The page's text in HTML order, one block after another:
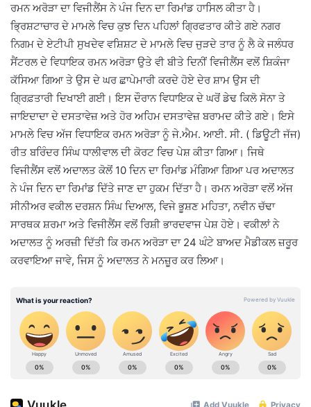
ਰਮਨ ਅਰੋੜਾ ਦਾ ਵਿਜੀਲੈਂਸ ਨੇ ਪੰਜ ਦਿਨ ਦਾ ਰਿਮਾਂਡ ਹਾਸਿਲ ਕੀਤਾ ਹੈ।
ਭ੍ਰਿਸ਼ਟਾਚਾਰ ਦੇ ਮਾਮਲੇ ਵਿਚ ਕੁਝ ਦਿਨ ਪਹਿਲਾਂ ਗ੍ਰਿਫਤਾਰ ਕੀਤੇ ਗਏ ਨਗਰ
ਨਿਗਮ ਦੇ ਏਟੀਪੀ ਸੁਖਦੇਵ ਵਸ਼ਿਸ਼ਟ ਦੇ ਮਾਮਲੇ ਵਿਚ ਜੁੜਦੇ ਤਾਰ ਨੂੰ ਲੈ ਕੇ ਜਲੰਧਰ
ਸੈਂਟਰਲ ਦੇ ਵਿਧਾਇਕ ਰਮਨ ਅਰੋੜਾ ਉਤੇ ਵੀ ਬੀਤੇ ਦਿਨੀਂ ਵਿਜੀਲੈਂਸ ਵਲੋਂ ਸ਼ਿਕੰਜਾ
ਕੱਸਿਆ ਗਿਆ ਤੇ ਉਸ ਦੇ ਘਰ ਛਾਪੇਮਾਰੀ ਕਰਦੇ ਹੋਏ ਦੇਰ ਸ਼ਾਮ ਉਸ ਦੀ
ਗ੍ਰਿਫ਼ਤਾਰੀ ਦਿਖਾਈ ਗਈ। ਇਸ ਦੌਰਾਨ ਵਿਧਾਇਕ ਦੇ ਘਰੋਂ ਡੇਢ ਕਿਲੋ ਸੋਨਾ ਤੇ
ਜਾਇਦਾਦਾ ਦੇ ਦਸਤਾਵੇਜ਼ ਅਤੇ ਹੋਰ ਅਹਿਮ ਦਸਤਾਵੇਜ਼ ਬਰਾਮਦ ਕੀਤੇ ਗਏ। ਇਸੇ
ਮਾਮਲੇ ਵਿਚ ਅੱਜ ਵਿਧਾਇਕ ਰਮਨ ਅਰੋੜਾ ਨੂੰ ਜੇ.ਐਮ. ਆਈ. ਸੀ. ( ਡਿਊਟੀ ਜੱਜ)
ਰੀਤ ਬਰਿੰਦਰ ਸਿੰਘ ਧਾਲੀਵਾਲ ਦੀ ਕੋਰਟ ਵਿਚ ਪੇਸ਼ ਕੀਤਾ ਗਿਆ। ਜਿਥੇ
ਵਿਜੀਲੈਂਸ ਵਲੋਂ ਅਦਾਲਤ ਕੋਲੋਂ 10 ਦਿਨ ਦਾ ਰਿਮਾਂਡ ਮੰਗਿਆ ਗਿਆ ਪਰ ਅਦਾਲਤ
ਨੇ ਪੰਜ ਦਿਨ ਦਾ ਰਿਮਾਂਡ ਦਿੱਤੇ ਜਾਣ ਦਾ ਹੁਕਮ ਦਿੱਤਾ ਹੈ। ਰਮਨ ਅਰੋੜਾ ਵਲੋਂ ਅੱਜ
ਸੀਨੀਅਰ ਵਕੀਲ ਦਰਸ਼ਨ ਸਿੰਘ ਦਿਆਲ, ਵਿਜੇ ਭੂਸ਼ਣ ਮਹਿਤਾ, ਨਵੀਨ ਚੱਢਾ
ਸਾਰਥਕ ਸ਼ਰਮਾ ਅਤੇ ਵਿਜੀਲੈਂਸ ਵਲੋਂ ਰਿਸ਼ੀ ਭਾਰਦਵਾਜ ਪੇਸ਼ ਹੋਏ। ਵਕੀਲਾਂ ਨੇ
ਅਦਾਲਤ ਨੂੰ ਅਰਜ਼ੀ ਦਿੱਤੀ ਕਿ ਰਮਨ ਅਰੋੜਾ ਦਾ 24 ਘੰਟੇ ਬਾਅਦ ਮੈਡੀਕਲ ਜ਼ਰੂਰ
ਕਰਵਾਇਆ ਜਾਵੇ, ਜਿਸ ਨੂੰ ਅਦਾਲਤ ਨੇ ਮਨਜ਼ੂਰ ਕਰ ਲਿਆ।